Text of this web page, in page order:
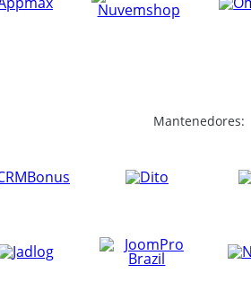
Mantenedores: